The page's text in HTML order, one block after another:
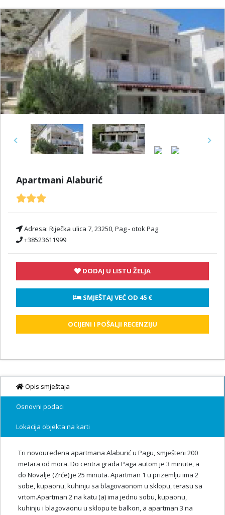
Previous Next
Apartmani Alaburić
Adresa: Riječka ulica 7, 23250, Pag - otok Pag
+38523611999
DODAJ U LISTU ŽELJA
SMJEŠTAJ VEĆ OD 45 €
OCIJENI I POŠALJI RECENZIJU
Opis smještaja
Osnovni podaci
Lokacija objekta na karti
Tri novouređena apartmana Alaburić u Pagu, smješteni 200
metara od mora. Do centra grada Paga autom je 3 minute, a
do Novalje (Zrće) je 25 minuta. Apartman 1 u prizemlju ima 2
sobe, kupaonu, kuhinju sa blagovaonom u sklopu, terasu sa
vrtom.Apartman 2 na katu (a) ima jednu sobu, kupaonu,
kuhinju i blagovaonu u sklopu te balkon, a apartman 3 na